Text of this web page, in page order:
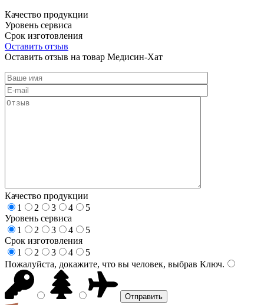
Качество продукции
Уровень сервиса
Срок изготовления
Оставить отзыв
Оставить отзыв на товар Медисин-Хат
Качество продукции
1
2 3 4
5
Уровень сервиса
1
2 3 4
5
Срок изготовления
1
2 3 4
5
Пожалуйста, докажите, что вы человек, выбрав Ключ.